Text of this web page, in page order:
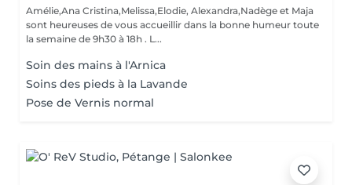
Amélie,Ana Cristina,Melissa,Elodie, Alexandra,Nadège et Maja
sont heureuses de vous accueillir dans la bonne humeur toute
la semaine de 9h30 à 18h . L...
Soin des mains à l'Arnica
Soins des pieds à la Lavande
Pose de Vernis normal